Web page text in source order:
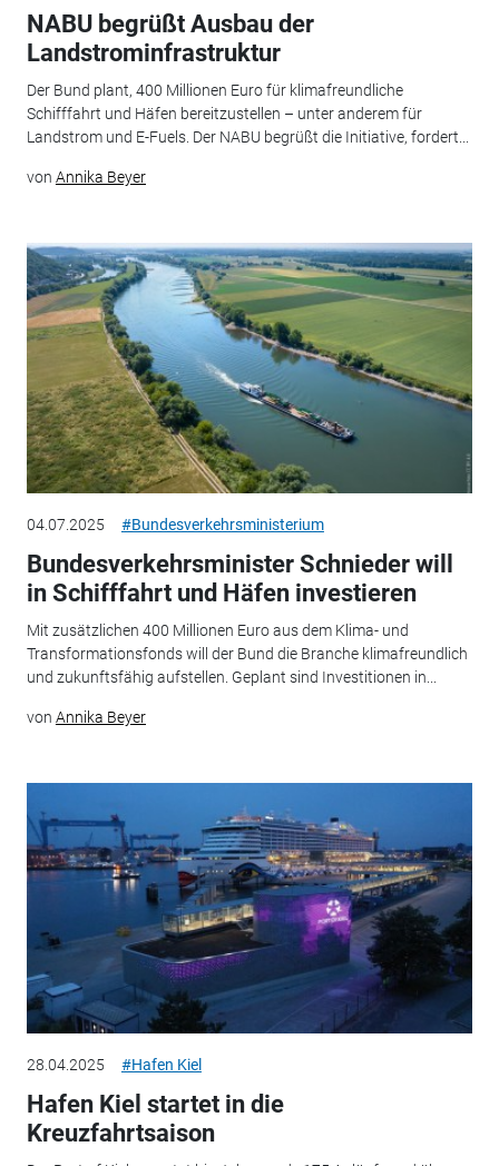
NABU begrüßt Ausbau der
Landstrominfrastruktur
Der Bund plant, 400 Millionen Euro für klimafreundliche
Schifffahrt und Häfen bereitzustellen – unter anderem für
Landstrom und E-Fuels. Der NABU begrüßt die Initiative, fordert...
von Annika Beyer
04.07.2025 #Bundesverkehrsministerium
Bundesverkehrsminister Schnieder will
in Schifffahrt und Häfen investieren
Mit zusätzlichen 400 Millionen Euro aus dem Klima- und
Transformationsfonds will der Bund die Branche klimafreundlich
und zukunftsfähig aufstellen. Geplant sind Investitionen in...
von Annika Beyer
28.04.2025 #Hafen Kiel
Hafen Kiel startet in die
Kreuzfahrtsaison